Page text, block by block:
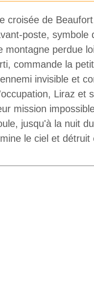
croisée de
poste, symbole
montagne perdue
commande la
invisible et
Liraz et
mission
jusqu'à la nuit
le ciel et